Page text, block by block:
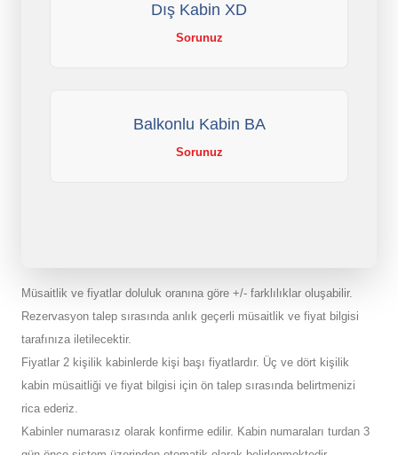
Dış Kabin XD
Sorunuz
Balkonlu Kabin BA
Sorunuz
Müsaitlik ve fiyatlar doluluk oranına göre +/- farklılıklar oluşabilir.
Rezervasyon talep sırasında anlık geçerli müsaitlik ve fiyat bilgisi
tarafınıza iletilecektir.
Fiyatlar 2 kişilik kabinlerde kişi başı fiyatlardır. Üç ve dört kişilik
kabin müsaitliği ve fiyat bilgisi için ön talep sırasında belirtmenizi
rica ederiz.
Kabinler numarasız olarak konfirme edilir. Kabin numaraları turdan 3